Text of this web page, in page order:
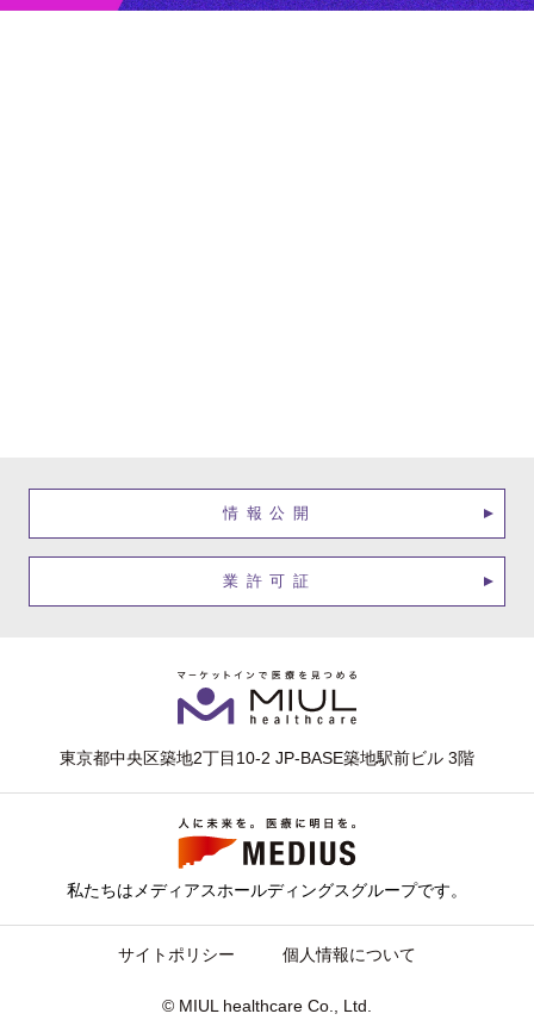
情報公開
業許可証
東京都中央区築地2丁目10-2 JP-BASE築地駅前ビル 3階
私たちはメディアスホールディングスグループです。
© MIUL healthcare Co., Ltd.
サイトポリシー 個人情報について